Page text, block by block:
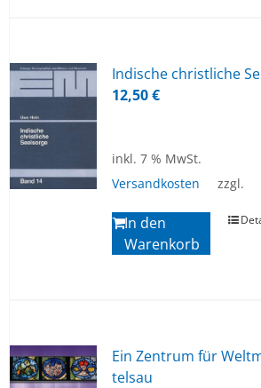
In­di­sche christ­li­che
12,50€
inkl. 7 % MwSt.
zzgl.
Versandkosten
In den
Warenkorb
Ein Zen­trum für
tels­au